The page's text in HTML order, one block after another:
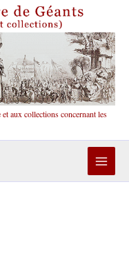
aux collections concernant les